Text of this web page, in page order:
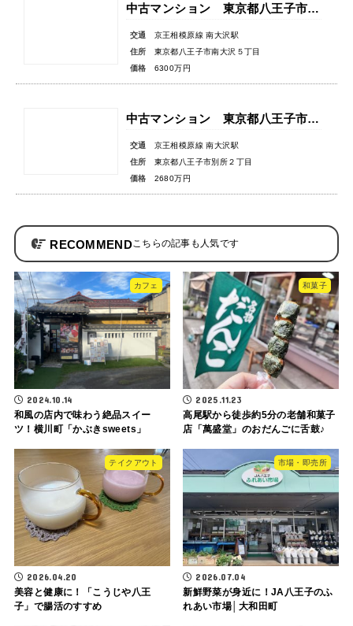
中古マンション 東京都八王子市南大沢５丁目
交通
京王相模原線 南大沢駅
住所
東京都八王子市南大沢５丁目
価格
6300万円
中古マンション 東京都八王子市別所２丁目
交通
京王相模原線 南大沢駅
住所
東京都八王子市別所２丁目
価格
2680万円
RECOMMEND
カフェ
2024.10.14
和風の店内で味わう絶品スイー
ツ！横川町「かぶきsweets」
和菓子
2025.11.23
高尾駅から徒歩約5分の老舗和菓子
店「萬盛堂」のおだんごに舌鼓♪
テイクアウト
2026.04.20
美容と健康に！「こうじや八王
子」で腸活のすすめ
市場・即売所
2026.07.04
新鮮野菜が身近に！JA八王子のふ
れあい市場│大和田町